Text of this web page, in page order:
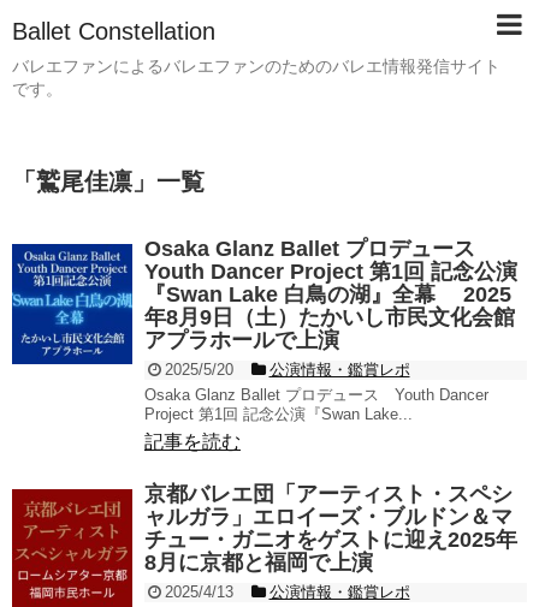
Ballet Constellation
バレエファンによるバレエファンのためのバレエ情報発信サイト
です。
「 鷲尾佳凛 」 一覧
Osaka Glanz Ballet プロデュース
Youth Dancer Project 第1回 記念公演
『Swan Lake 白鳥の湖』全幕 2025
年8月9日（土）たかいし市民文化会館
アプラホールで上演
2025/5/20
公演情報・鑑賞レポ
Osaka Glanz Ballet プロデュース Youth Dancer
Project 第1回 記念公演『Swan Lake...
記事を読む
京都バレエ団「アーティスト・スペシ
ャルガラ」エロイーズ・ブルドン＆マ
チュー・ガニオをゲストに迎え2025年
8月に京都と福岡で上演
2025/4/13
公演情報・鑑賞レポ